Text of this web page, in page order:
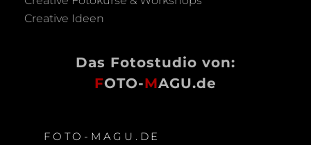
Creative Ideen
Das Fotostudio von:
FOTO-MAGU.de
FOTO-MAGU.DE